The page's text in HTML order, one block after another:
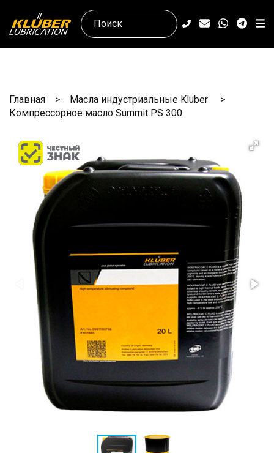
Главная
Масла индустриальные Kluber
Компрессорное масло Summit PS 300